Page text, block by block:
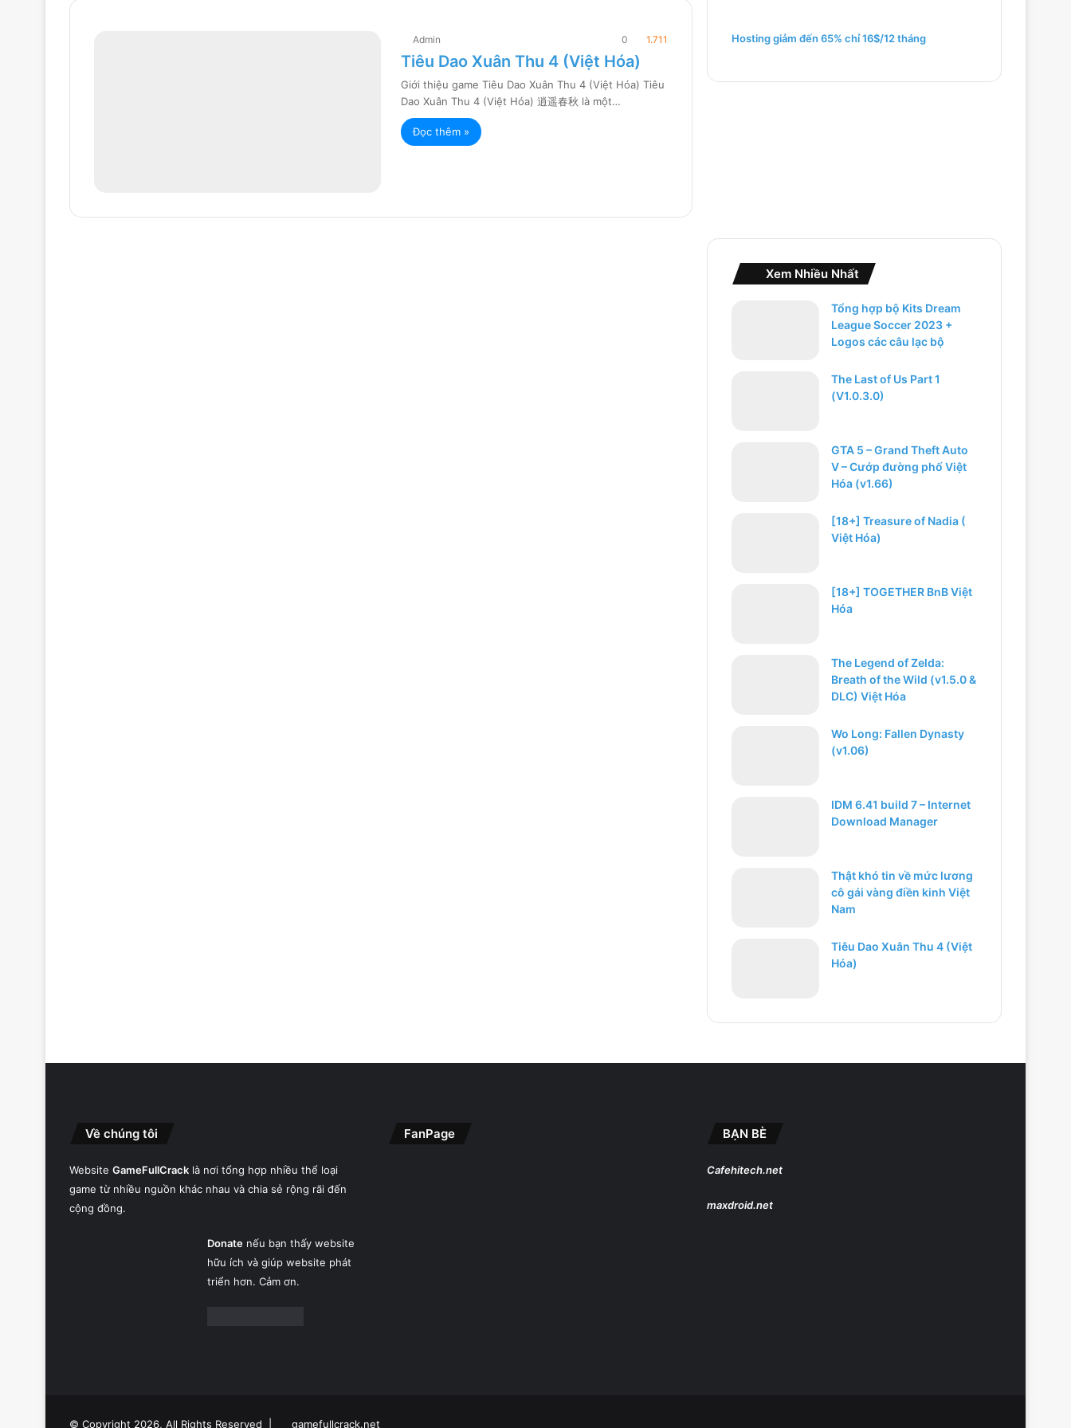
Admin 0 1.711
Tiêu Dao Xuân Thu 4 (Việt Hóa)
Giới thiệu game Tiêu Dao Xuân Thu 4 (Việt Hóa) Tiêu
Dao Xuân Thu 4 (Việt Hóa) 逍遥春秋 là một…
Đọc thêm »
h
Hosting giảm đến 65% chỉ 16$/12 tháng
Xem Nhiều Nhất
Tổng hợp bộ Kits Dream
League Soccer 2023 +
Logos các câu lạc bộ
The Last of Us Part 1
(V1.0.3.0)
GTA 5 – Grand Theft Auto
V – Cướp đường phố Việt
Hóa (v1.66)
[18+] Treasure of Nadia (
Việt Hóa)
[18+] TOGETHER BnB Việt
Hóa
The Legend of Zelda:
Breath of the Wild (v1.5.0 &
DLC) Việt Hóa
Wo Long: Fallen Dynasty
(v1.06)
IDM 6.41 build 7 – Internet
Download Manager
Thật khó tin về mức lương
cô gái vàng điền kinh Việt
Nam
Tiêu Dao Xuân Thu 4 (Việt
Hóa)
Về chúng tôi
Website GameFullCrack là nơi tổng hợp nhiều thể loại
game từ nhiều nguồn khác nhau và chia sẻ rộng rãi đến
cộng đồng.
Donatenếu bạn thấy website
hữu ích và giúp website phát
triển hơn. Cảm ơn.
FanPage BẠN BÈ
Cafehitech.net
maxdroid.net
© Copyright 2026, All Rights Reserved | gamefullcrack.net